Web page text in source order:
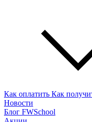
Как оплатить Как
Новости
Блог FWSchool